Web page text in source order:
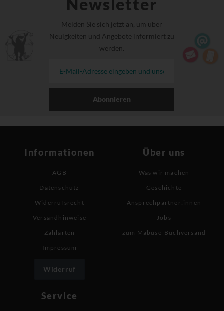
Melden Sie sich jetzt an, um über
Neuigkeiten und Angebote informiert zu
werden.
Abonnieren
Informationen
AGB
Datenschutz
Widerrufsrecht
Versandhinweise
Zahlarten
Impressum
Widerruf
Über uns
Was wir machen
Geschichte
Ansprechpartner:innen
Jobs
zum Mabuse-Buchversand
Service